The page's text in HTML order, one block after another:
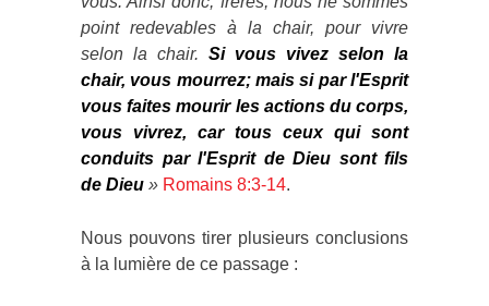
point redevables à la chair, pour vivre
selon la chair. Si vous vivez selon la
chair, vous mourrez; mais si par l'Esprit
vous faites mourir les actions du corps,
vous vivrez, car tous ceux qui sont
conduits par l'Esprit de Dieu sont fils
de Dieu » Romains 8:3-14.
Nous pouvons tirer plusieurs conclusions
à la lumière de ce passage :